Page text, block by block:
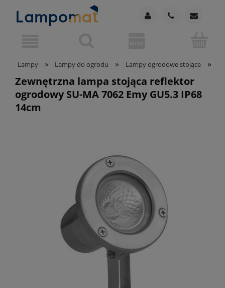
Lampy » Lampy do ogrodu » Lampy ogrodowe stojące »
Zewnętrzna lampa stojąca reflektor
ogrodowy SU-MA 7062 Emy GU5.3 IP68
14cm